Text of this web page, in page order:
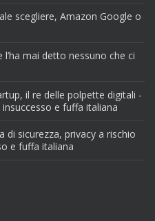
scegliere, Amazon Google o
l’ha mai detto nessuno che ci
il re delle polpette digitali -
e fuffa italiana
di sicurezza, privacy a rischio
e fuffa italiana